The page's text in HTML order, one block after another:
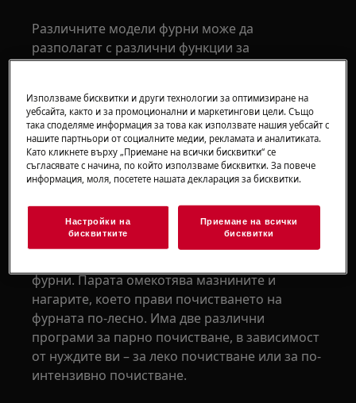
Различните модели фурни може да
разполагат с различни функции за
почистване, които улесняват тази задача.
фурна, за да видите с кои функции
разполагате, за да направите почистването ѝ
по-лесно.
Какво представлява почистването с
пара и защо трябва да го
използвате?
Steam Cleaning е функция за самопочистване,
фурни. Парата омекотява мазнините и
нагарите, което прави почистването на
фурната по-лесно. Има две различни
програми за парно почистване, в зависимост
от нуждите ви – за леко почистване или за по-
интензивно почистване.
Използваме бисквитки и други технологии за оптимизиране на
уебсайта, както и за промоционални и маркетингови цели. Също
така споделяме информация за това как използвате нашия уебсайт с
нашите партньори от социалните медии, рекламата и аналитиката.
Като кликнете върху „Приемане на всички бисквитки“ се
съгласявате с начина, по който използваме бисквитки. За повече
информация, моля, посетете нашата декларация за бисквитки.
Настройки на
бисквитките
Приемане на всички
бисквитки